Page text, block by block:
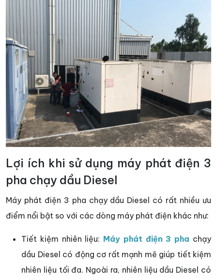
Lợi ích khi sử dụng máy phát điện 3
pha chạy dầu Diesel
Máy phát điện 3 pha chạy dầu Diesel có rất nhiều ưu
điểm nổi bật so với các dòng máy phát điện khác như:
Tiết kiệm nhiên liệu: Máy phát điện 3 pha chạy
dầu Diesel có động cơ rất mạnh mẽ giúp tiết kiệm
nhiên liệu tối đa. Ngoài ra, nhiên liệu dầu Diesel có